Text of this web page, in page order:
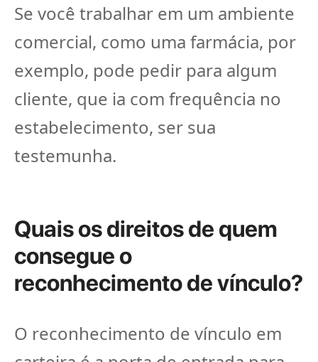
Se você trabalhar em um ambiente
comercial, como uma farmácia, por
exemplo, pode pedir para algum
cliente, que ia com frequência no
estabelecimento, ser sua
testemunha.
Quais os direitos de quem
consegue o
reconhecimento de vínculo?
O reconhecimento de vínculo em